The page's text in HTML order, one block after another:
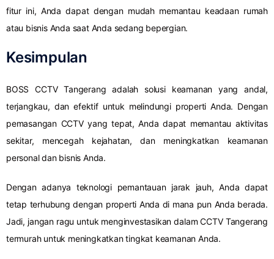
fitur ini, Anda dapat dengan mudah memantau keadaan rumah
atau bisnis Anda saat Anda sedang bepergian.
Kesimpulan
BOSS CCTV Tangerang adalah solusi keamanan yang andal,
terjangkau, dan efektif untuk melindungi properti Anda. Dengan
pemasangan CCTV yang tepat, Anda dapat memantau aktivitas
sekitar, mencegah kejahatan, dan meningkatkan keamanan
personal dan bisnis Anda.
Dengan adanya teknologi pemantauan jarak jauh, Anda dapat
tetap terhubung dengan properti Anda di mana pun Anda berada.
Jadi, jangan ragu untuk menginvestasikan dalam CCTV Tangerang
termurah untuk meningkatkan tingkat keamanan Anda.